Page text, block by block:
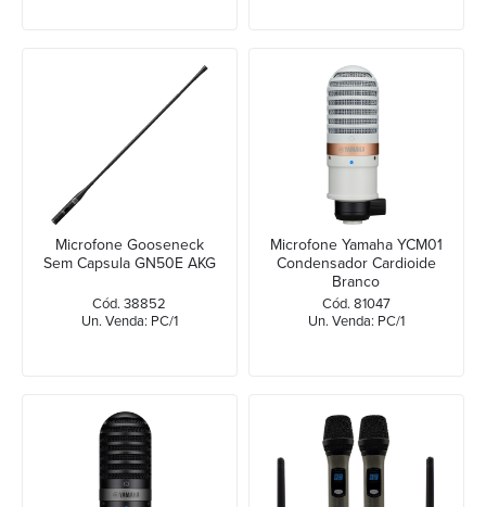
Microfone Gooseneck
Sem Capsula GN50E AKG
Cód. 38852
Un. Venda: PC/1
Microfone Yamaha YCM01
Condensador Cardioide
Branco
Cód. 81047
Un. Venda: PC/1